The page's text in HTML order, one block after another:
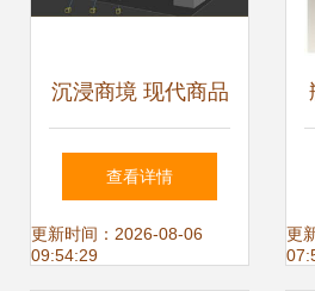
沉浸商境 现代商品
展厅3D模型设计全
解析
查看详情
更新时间：2026-08-06
09:54:29
更